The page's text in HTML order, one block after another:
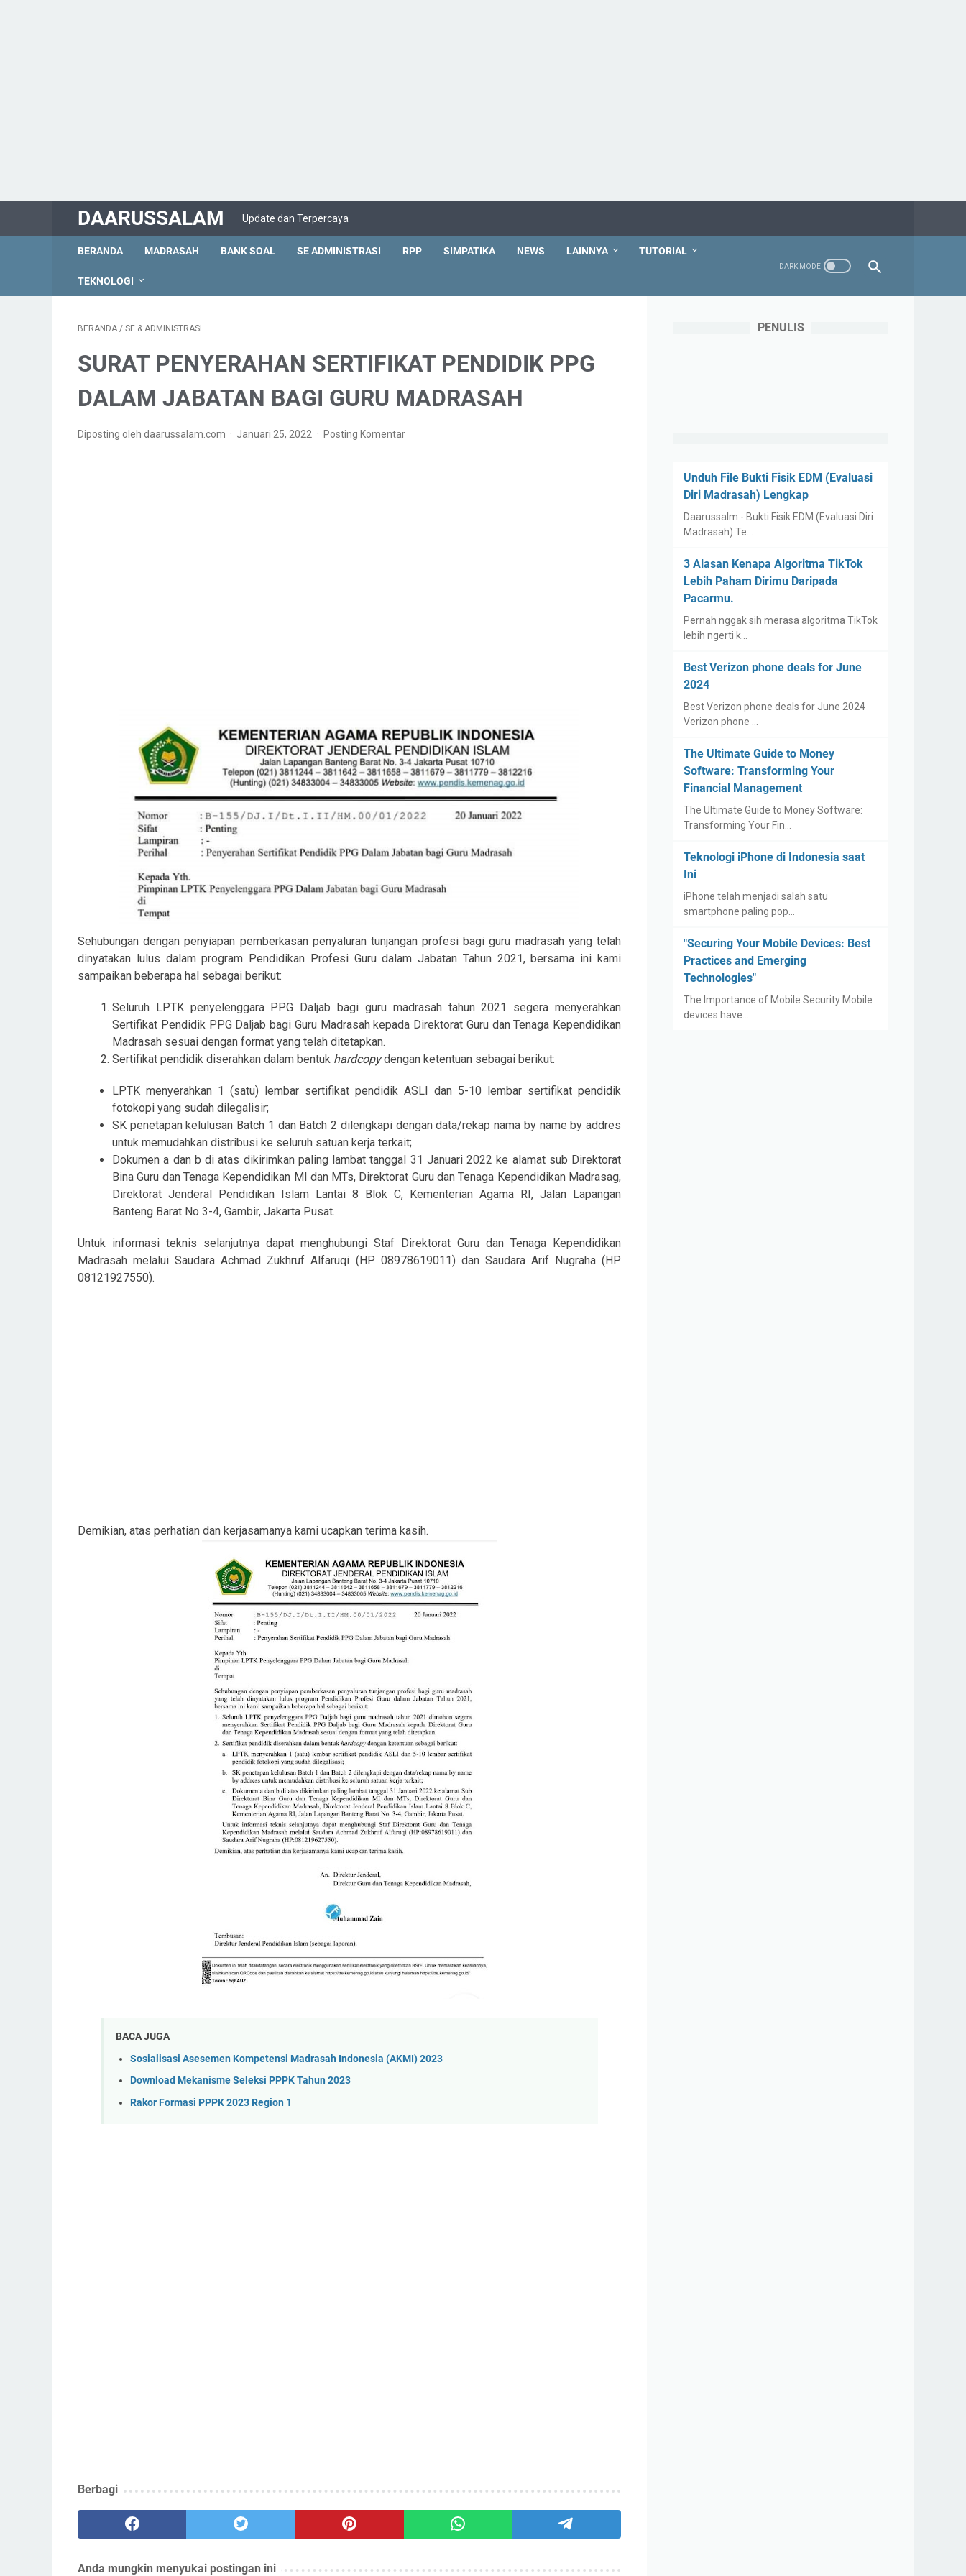
DAARUSSALAM Update dan Terpercaya
BERANDA MADRASAH BANK SOAL SE ADMINISTRASI RPP SIMPATIKA NEWS LAINNYA TUTORIAL
TEKNOLOGI
BERANDA / SE & ADMINISTRASI
SURAT PENYERAHAN SERTIFIKAT PENDIDIK PPG
DALAM JABATAN BAGI GURU MADRASAH
Diposting oleh daarussalam.com Januari 25, 2022 Posting Komentar
Sehubungan dengan penyiapan pemberkasan penyaluran tunjangan profesi bagi guru madrasah yang telah
dinyatakan lulus dalam program Pendidikan Profesi Guru dalam Jabatan Tahun 2021, bersama ini kami
sampaikan beberapa hal sebagai berikut:
Seluruh LPTK penyelenggara PPG Daljab bagi guru madrasah tahun 2021 segera menyerahkan
Sertifikat Pendidik PPG Daljab bagi Guru Madrasah kepada Direktorat Guru dan Tenaga Kependidikan
Madrasah sesuai dengan format yang telah ditetapkan.
Sertifikat pendidik diserahkan dalam bentuk hardcopydengan ketentuan sebagai berikut:
LPTK menyerahkan 1 (satu) lembar sertifikat pendidik ASLI dan 5-10 lembar sertifikat pendidik
fotokopi yang sudah dilegalisir;
SK penetapan kelulusan Batch 1 dan Batch 2 dilengkapi dengan data/rekap nama by name by addres
untuk memudahkan distribusi ke seluruh satuan kerja terkait;
Dokumen a dan b di atas dikirimkan paling lambat tanggal 31 Januari 2022 ke alamat sub Direktorat
Bina Guru dan Tenaga Kependidikan MI dan MTs, Direktorat Guru dan Tenaga Kependidikan Madrasag,
Direktorat Jenderal Pendidikan Islam Lantai 8 Blok C, Kementerian Agama RI, Jalan Lapangan
Banteng Barat No 3-4, Gambir, Jakarta Pusat.
Untuk informasi teknis selanjutnya dapat menghubungi Staf Direktorat Guru dan Tenaga Kependidikan
Madrasah melalui Saudara Achmad Zukhruf Alfaruqi (HP. 08978619011) dan Saudara Arif Nugraha (HP.
08121927550).
Demikian, atas perhatian dan kerjasamanya kami ucapkan terima kasih.
BACA JUGA
Sosialisasi Asesemen Kompetensi Madrasah Indonesia (AKMI) 2023
Download Mekanisme Seleksi PPPK Tahun 2023
Rakor Formasi PPPK 2023 Region 1
Berbagi
Anda mungkin menyukai postingan ini
PENULIS
Unduh File Bukti Fisik EDM (Evaluasi
Diri Madrasah) Lengkap
Daarussalm - Bukti Fisik EDM (Evaluasi Diri
Madrasah) Te…
3 Alasan Kenapa Algoritma TikTok
Lebih Paham Dirimu Daripada
Pacarmu.
Pernah nggak sih merasa algoritma TikTok
lebih ngerti k…
Best Verizon phone deals for June
2024
Best Verizon phone deals for June 2024
Verizon phone …
The Ultimate Guide to Money
Software: Transforming Your
Financial Management
The Ultimate Guide to Money Software:
Transforming Your Fin…
Teknologi iPhone di Indonesia saat
Ini
iPhone telah menjadi salah satu
smartphone paling pop…
"Securing Your Mobile Devices: Best
Practices and Emerging
Technologies"
The Importance of Mobile Security Mobile
devices have…